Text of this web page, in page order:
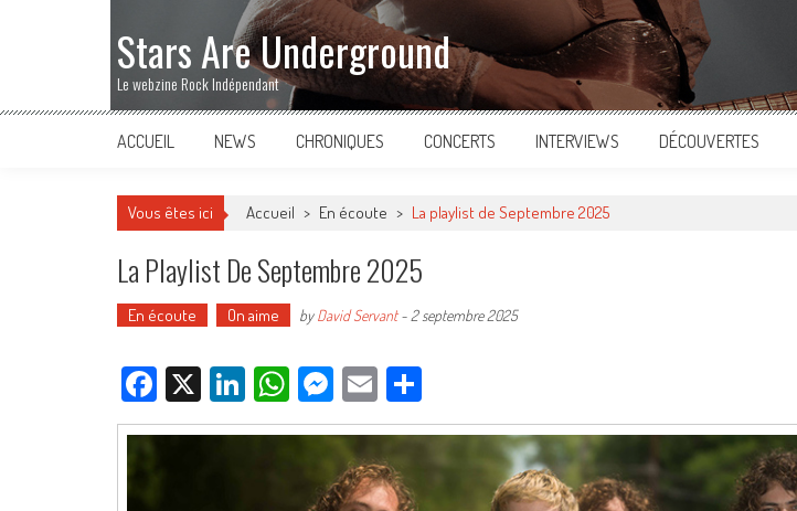
Stars Are Underground
Le webzine Rock Indépendant
ACCUEIL NEWS CHRONIQUES CONCERTS INTERVIEWS DÉCOUVERTES
Vous êtes ici Accueil > En écoute > La playlist de Septembre 2025
La Playlist De Septembre 2025
En écoute On aime byDavid Servant- 2 septembre 2025
Facebook
X LinkedIn
WhatsApp
Messenger
Email